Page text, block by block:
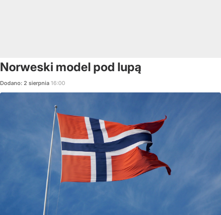
Norweski model pod lupą
Dodano: 2 sierpnia 16:00